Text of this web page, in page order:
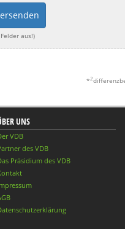
aus!)
*2
UNS
VDB
des VDB
Präsidium des VDB